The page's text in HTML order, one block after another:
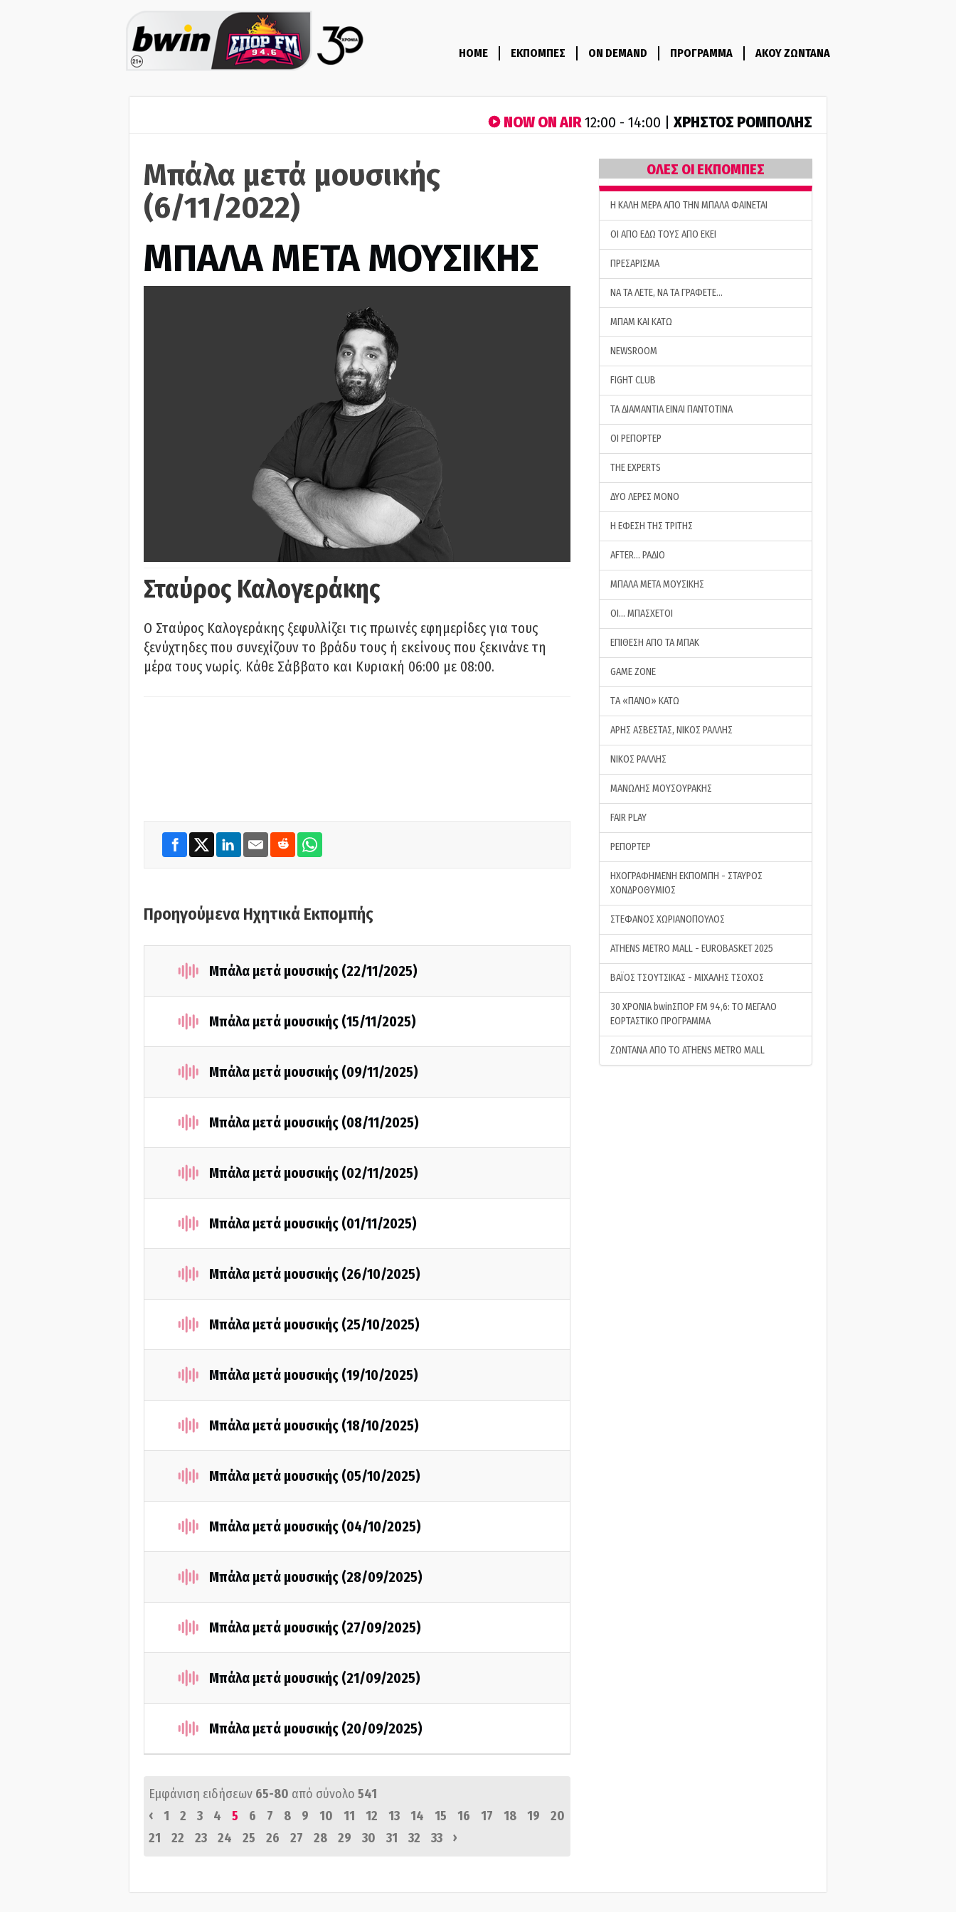
HOME ΕΚΠΟΜΠΕΣ ON DEMAND ΠΡΟΓΡΑΜΜΑ ΑΚΟΥ ΖΩΝΤΑΝΑ
NOW ON AIR12:00 - 14:00 | ΧΡΗΣΤΟΣ ΡΟΜΠΟΛΗΣ
Μπάλα μετά μουσικής
(6/11/2022)
ΜΠΑΛΑ ΜΕΤΑ ΜΟΥΣΙΚΗΣ
Σταύρος Καλογεράκης
Ο Σταύρος Καλογεράκης ξεφυλλίζει τις πρωινές εφημερίδες για τους
ξενύχτηδες που συνεχίζουν το βράδυ τους ή εκείνους που ξεκινάνε τη
μέρα τους νωρίς. Κάθε Σάββατο και Κυριακή 06:00 με 08:00.
Προηγούμενα Ηχητικά Εκπομπής
Μπάλα μετά μουσικής (22/11/2025)
Μπάλα μετά μουσικής (15/11/2025)
Μπάλα μετά μουσικής (09/11/2025)
Μπάλα μετά μουσικής (08/11/2025)
Μπάλα μετά μουσικής (02/11/2025)
Μπάλα μετά μουσικής (01/11/2025)
Μπάλα μετά μουσικής (26/10/2025)
Μπάλα μετά μουσικής (25/10/2025)
Μπάλα μετά μουσικής (19/10/2025)
Μπάλα μετά μουσικής (18/10/2025)
Μπάλα μετά μουσικής (05/10/2025)
Μπάλα μετά μουσικής (04/10/2025)
Μπάλα μετά μουσικής (28/09/2025)
Μπάλα μετά μουσικής (27/09/2025)
Μπάλα μετά μουσικής (21/09/2025)
Μπάλα μετά μουσικής (20/09/2025)
Εμφάνιση ειδήσεων 65-80 από σύνολο 541
‹
1 2 3 4 5 6 7 8 9 10 11 12 13 14 15 16 17 18 19
20
21
22 23 24 25 26 27 28 29 30 31 32 33 ›
ΟΛΕΣ ΟΙ ΕΚΠΟΜΠΕΣ
H ΚΑΛΗ ΜΕΡΑ ΑΠΟ ΤΗΝ ΜΠΑΛΑ ΦΑΙΝΕΤΑΙ
ΟΙ ΑΠΟ ΕΔΩ ΤΟΥΣ ΑΠΟ ΕΚΕΙ
ΠΡΕΣΑΡΙΣΜΑ
ΝΑ ΤΑ ΛΕΤΕ, ΝΑ ΤΑ ΓΡΑΦΕΤΕ…
ΜΠΑΜ ΚΑΙ ΚΑΤΩ
NEWSROOM
FIGHT CLUB
ΤΑ ΔΙΑΜΑΝΤΙΑ ΕΙΝΑΙ ΠΑΝΤΟΤΙΝΑ
ΟΙ ΡΕΠΟΡΤΕΡ
THE EXPERTS
ΔΥΟ ΛΕΡΕΣ ΜΟΝΟ
Η ΕΦΕΣΗ ΤΗΣ ΤΡΙΤΗΣ
AFTER… ΡΑΔΙΟ
ΜΠΑΛΑ ΜΕΤΑ ΜΟΥΣΙΚΗΣ
ΟΙ… ΜΠΑΣΧΕΤΟΙ
ΕΠΙΘΕΣΗ ΑΠΟ ΤΑ ΜΠΑΚ
GAME ZONE
ΤA «ΠΑΝΟ» ΚΑΤΩ
ΑΡΗΣ ΑΣΒΕΣΤΑΣ, ΝΙΚΟΣ ΡΑΛΛΗΣ
ΝΙΚΟΣ ΡΑΛΛΗΣ
ΜΑΝΩΛΗΣ ΜΟΥΣΟΥΡΑΚΗΣ
FAIR PLAY
ΡΕΠΟΡΤΕΡ
ΗΧΟΓΡΑΦΗΜΕΝΗ ΕΚΠΟΜΠΗ - ΣΤΑΥΡΟΣ
ΧΟΝΔΡΟΘΥΜΙΟΣ
ΣΤΕΦΑΝΟΣ ΧΩΡΙΑΝΟΠΟΥΛΟΣ
ATHENS METRO MALL - EUROBASKET 2025
ΒΑΪΟΣ ΤΣΟΥΤΣΙΚΑΣ - ΜΙΧΑΛΗΣ ΤΣΟΧΟΣ
30 ΧΡΟΝΙΑ bwinΣΠΟΡ FM 94,6: ΤΟ ΜΕΓΑΛΟ
ΕΟΡΤΑΣΤΙΚΟ ΠΡΟΓΡΑΜΜΑ
ΖΩΝΤΑΝΑ ΑΠΟ ΤΟ ATHENS METRO MALL